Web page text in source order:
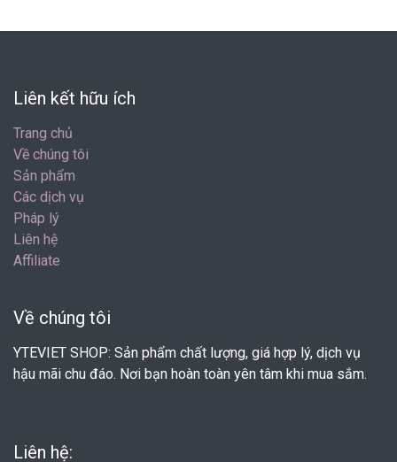
Liên kết hữu ích
Trang chủ
Về chúng tôi
Sản phẩm
Các dịch vụ
Pháp lý
Liên hệ
Affiliate
Về chúng tôi
YTEVIET SHOP: Sản phẩm chất lượng, giá hợp lý, dịch vụ
hậu mãi chu đáo. Nơi bạn hoàn toàn yên tâm khi mua sắm.
Liên hệ: